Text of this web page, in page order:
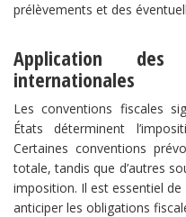
prélèvements et des
​Application des
internationales​
Les conventions fiscales
États déterminent
Certaines conventions
totale, tandis que d’autres
imposition. Il est essentiel
anticiper les obligations